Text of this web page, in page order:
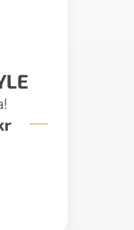
Prisintervall: